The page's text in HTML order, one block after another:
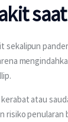
atau
risiko